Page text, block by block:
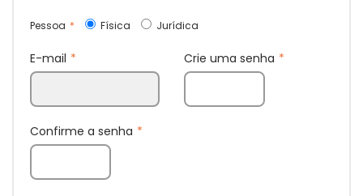
Pessoa * Física Jurídica
E-mail * Crie uma senha *
Confirme a senha *